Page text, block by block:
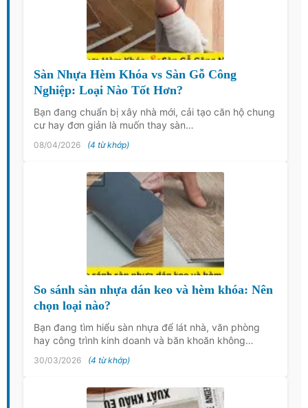
Sàn Nhựa Hèm Khóa vs Sàn Gỗ Công
Nghiệp: Loại Nào Tốt Hơn?
Bạn đang chuẩn bị xây nhà mới, cải tạo căn hộ chung
cư hay đơn giản là muốn thay sàn…
08/04/2026 (4 từ khớp)
So sánh sàn nhựa dán keo và hèm khóa: Nên
chọn loại nào?
Bạn đang tìm hiểu sàn nhựa để lát nhà, văn phòng
hay công trình kinh doanh và băn khoăn không…
30/03/2026 (4 từ khớp)